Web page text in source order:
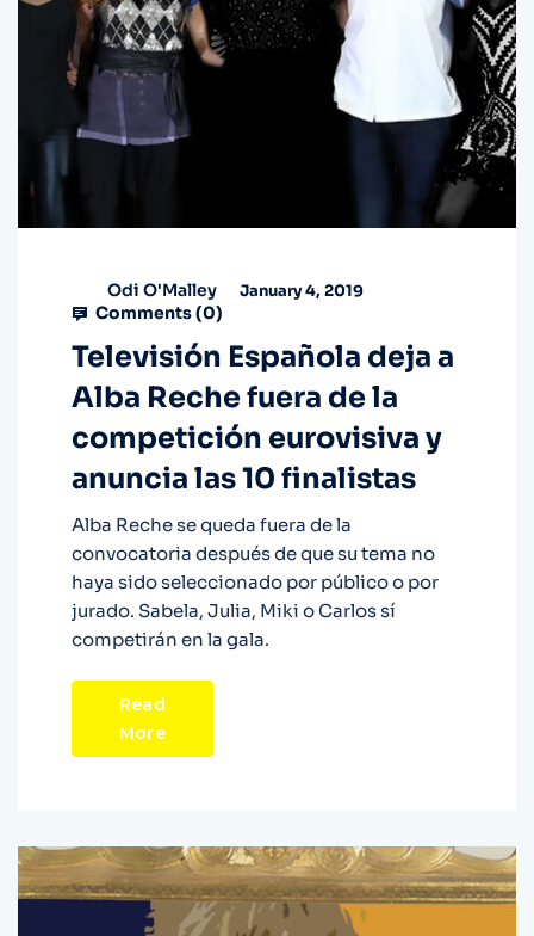
Odi O'Malley January 4, 2019
Comments (0)
Televisión Española deja a
Alba Reche fuera de la
competición eurovisiva y
anuncia las 10 finalistas
Alba Reche se queda fuera de la
convocatoria después de que su tema no
haya sido seleccionado por público o por
jurado. Sabela, Julia, Miki o Carlos sí
competirán en la gala.
Read
More